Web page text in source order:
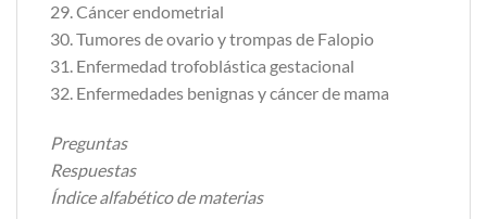
29. Cáncer endometrial
30. Tumores de ovario y trompas de Falopio
31. Enfermedad trofoblástica gestacional
32. Enfermedades benignas y cáncer de mama
Preguntas
Respuestas
Índice alfabético de materias